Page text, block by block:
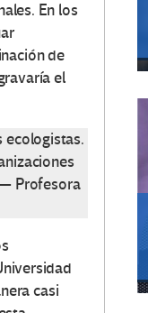
En los
de
el
ecologistas.
Profesora
casi